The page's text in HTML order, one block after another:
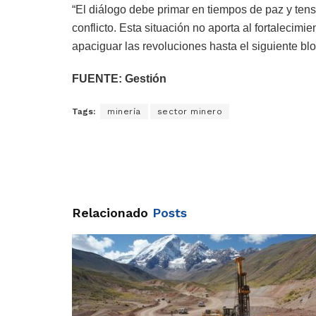
“El diálogo debe primar en tiempos de paz y
conflicto. Esta situación no aporta al
apaciguar las revoluciones hasta el siguiente
FUENTE: Gestión
Tags: minería sector minero
Relacionado Posts